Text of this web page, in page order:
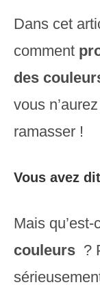
Dans cet
comment
des
vous
ramasser !
Vous avez
Mais qu’est-
couleurs ?